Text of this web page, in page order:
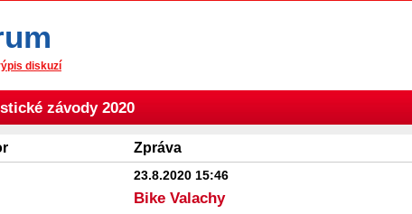
diskuzí
závody 2020
Zpráva
23.8.2020 15:46
Bike Valachy